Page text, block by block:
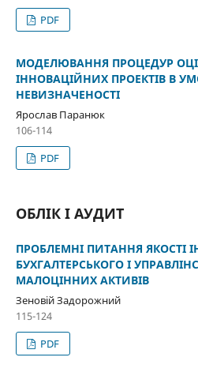
PDF
МОДЕЛЮВАННЯ ПРОЦЕДУР
ІННОВАЦІЙНИХ ПРОЕКТІВ В
НЕВИЗНАЧЕНОСТІ
Ярослав Паранюк
106-114
PDF
ОБЛІК І АУДИТ
ПРОБЛЕМНІ ПИТАННЯ ЯКОСТІ
БУХГАЛТЕРСЬКОГО І
МАЛОЦІННИХ АКТИВІВ
Зеновій Задорожний
115-124
PDF